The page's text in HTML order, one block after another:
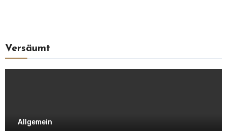
Versäumt
Allgemein